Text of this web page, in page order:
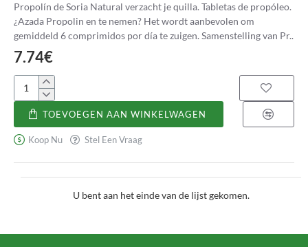
Propolín de Soria Natural verzacht je quilla. Tabletas de propóleo.
¿Azada Propolin en te nemen? Het wordt aanbevolen om
gemiddeld 6 comprimidos por día te zuigen. Samenstelling van Pr..
7.74€
Propolín
TOEVOEGEN AAN WINKELWAGEN
Koop Nu Stel Een Vraag
U bent aan het einde van de lijst gekomen.